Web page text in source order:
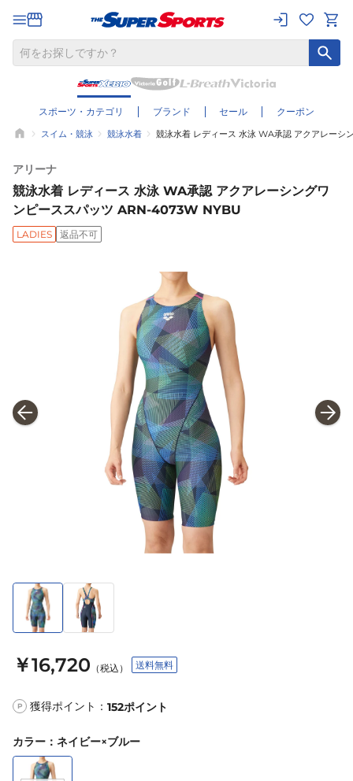
スポーツ・カテゴリ ブランド セール クーポン
スイム・競泳 競泳水着 競泳水着 レディース 水泳 WA承認 アクアレー
アリーナ
競泳水着 レディース 水泳 WA承認 アクアレーシングワ
ンピーススパッツ ARN-4073W NYBU
LADIES 返品不可
￥16,720 （税込） 送料無料
P 獲得ポイント： 152ポイント
カラー ： ネイビー×ブルー